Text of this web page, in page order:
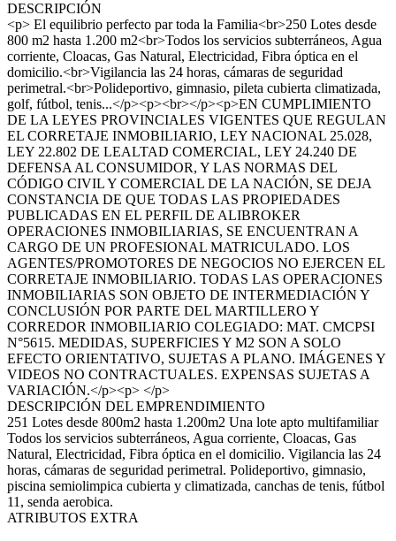
DESCRIPCIÓN
<p> El equilibrio perfecto par toda la Familia<br>250 Lotes desde
800 m2 hasta 1.200 m2<br>Todos los servicios subterráneos, Agua
corriente, Cloacas, Gas Natural, Electricidad, Fibra óptica en el
domicilio.<br>Vigilancia las 24 horas, cámaras de seguridad
perimetral.<br>Polideportivo, gimnasio, pileta cubierta climatizada,
golf, fútbol, tenis...</p><p><br></p><p>EN CUMPLIMIENTO
DE LA LEYES PROVINCIALES VIGENTES QUE REGULAN
EL CORRETAJE INMOBILIARIO, LEY NACIONAL 25.028,
LEY 22.802 DE LEALTAD COMERCIAL, LEY 24.240 DE
DEFENSA AL CONSUMIDOR, Y LAS NORMAS DEL
CÓDIGO CIVIL Y COMERCIAL DE LA NACIÓN, SE DEJA
CONSTANCIA DE QUE TODAS LAS PROPIEDADES
PUBLICADAS EN EL PERFIL DE ALIBROKER
OPERACIONES INMOBILIARIAS, SE ENCUENTRAN A
CARGO DE UN PROFESIONAL MATRICULADO. LOS
AGENTES/PROMOTORES DE NEGOCIOS NO EJERCEN EL
CORRETAJE INMOBILIARIO. TODAS LAS OPERACIONES
INMOBILIARIAS SON OBJETO DE INTERMEDIACIÓN Y
CONCLUSIÓN POR PARTE DEL MARTILLERO Y
CORREDOR INMOBILIARIO COLEGIADO: MAT. CMCPSI
N°5615. MEDIDAS, SUPERFICIES Y M2 SON A SOLO
EFECTO ORIENTATIVO, SUJETAS A PLANO. IMÁGENES Y
VIDEOS NO CONTRACTUALES. EXPENSAS SUJETAS A
VARIACIÓN.</p><p> </p>
DESCRIPCIÓN DEL EMPRENDIMIENTO
251 Lotes desde 800m2 hasta 1.200m2 Una lote apto multifamiliar
Todos los servicios subterráneos, Agua corriente, Cloacas, Gas
Natural, Electricidad, Fibra óptica en el domicilio. Vigilancia las 24
horas, cámaras de seguridad perimetral. Polideportivo, gimnasio,
piscina semiolimpica cubierta y climatizada, canchas de tenis, fútbol
11, senda aerobica.
ATRIBUTOS EXTRA